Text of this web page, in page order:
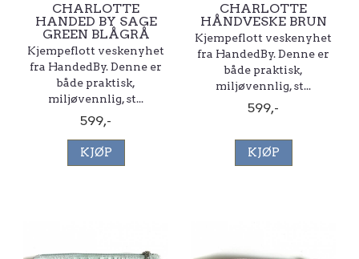
CHARLOTTE
HANDED BY SAGE
GREEN BLÅGRÅ
Kjempeflott veskenyhet
fra HandedBy. Denne er
både praktisk,
miljøvennlig, st...
599,-
KJØP
CHARLOTTE
HÅNDVESKE BRUN
Kjempeflott veskenyhet
fra HandedBy. Denne er
både praktisk,
miljøvennlig, st...
599,-
KJØP